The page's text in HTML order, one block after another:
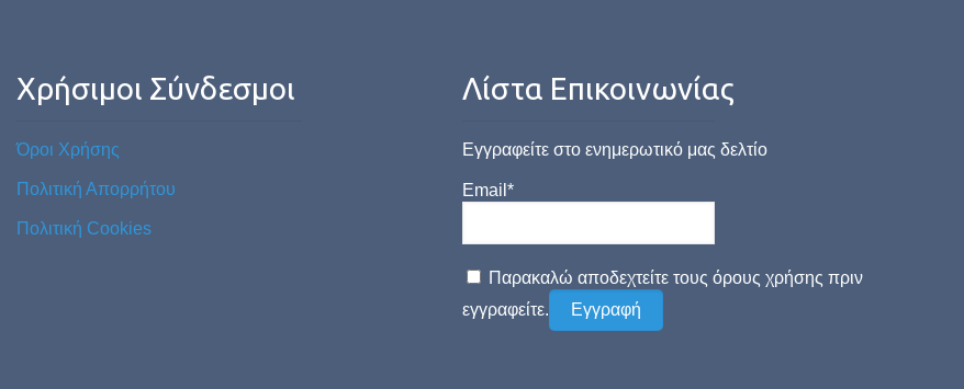
Χρήσιμοι Σύνδεσμοι
Όροι Χρήσης
Πολιτική Απορρήτου
Πολιτική Cookies
Λίστα Επικοινωνίας
Εγγραφείτε στο ενημερωτικό μας δελτίο
Email*
Παρακαλώ αποδεχτείτε τους όρους χρήσης πριν
εγγραφείτε.